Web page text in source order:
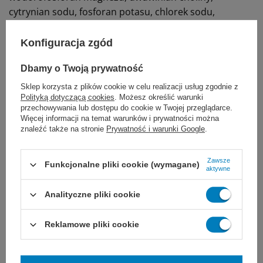
cytrynian sodu, fosforan potasu, chlorek sodu,
pirofosforan żelaza (III), chlorek chromu(III), siarczan
potasu, selenian(VI) sodu, siarczan manganu, D-
pantotenian wapnia, octan retinylu, cyjanokobalamina,
chlorowodorek tiaminy, D-biotyna, cholekalcyferol,
siarczan miedzi(II), chlorowodorek pirydoksyny, kwas
foliowy, ryboflawina, fluorek sodu, fitomenadion,
Składnik
Wartość (na 100ml)
Wartość odżywcza
Energia
100 kcal (417 kJ)
Tłuszcz
- Nasycone
0,3 g
- Jednonienasycone
2,6 g
Konfiguracja zgód
Dbamy o Twoją prywatność
Sklep korzysta z plików cookie w celu realizacji usług zgodnie z
Polityką dotyczącą cookies. Możesz określić warunki
przechowywania lub dostępu do cookie w Twojej przeglądarce.
Więcej informacji na temat warunków i prywatności można
znaleźć także na stronie Prywatność i warunki Google.
Funkcjonalne pliki cookie (wymagane)
Zawsze
aktywne
Analityczne pliki cookie
Reklamowe pliki cookie